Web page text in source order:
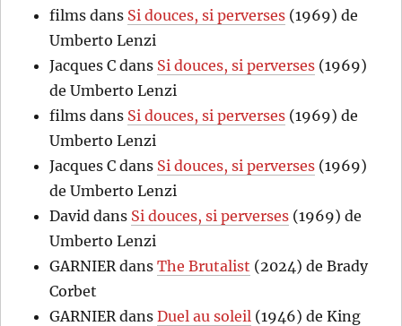
films dans Si douces, si perverses (1969) de
Umberto Lenzi
Jacques C dans Si douces, si perverses (1969)
de Umberto Lenzi
films dans Si douces, si perverses (1969) de
Umberto Lenzi
Jacques C dans Si douces, si perverses (1969)
de Umberto Lenzi
David dans Si douces, si perverses (1969) de
Umberto Lenzi
GARNIER dansThe Brutalist (2024) de Brady
Corbet
GARNIER dansDuel au soleil (1946) de King